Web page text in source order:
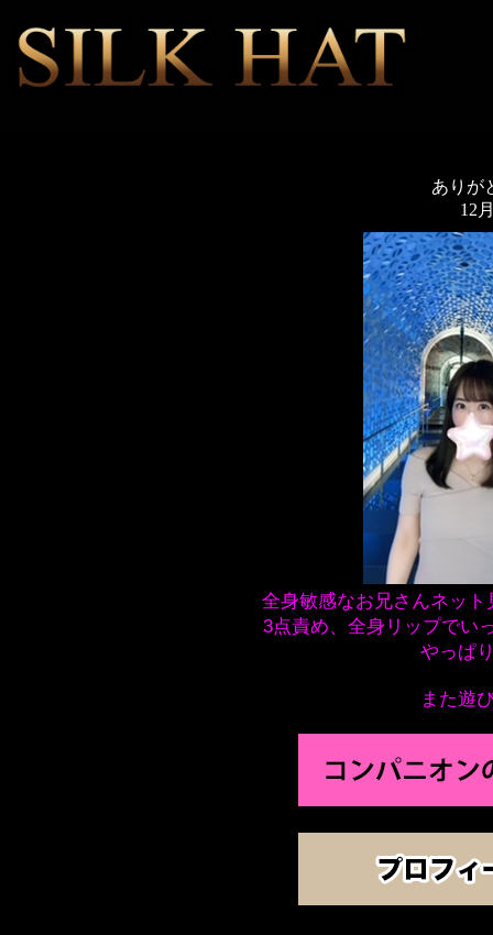
ありが
12
全身敏感なお兄さんネッ
3点責め、全身リップでい
やっぱ
また遊